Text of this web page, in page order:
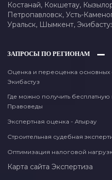
Костанай, Кокшетау,
Петропавловск, Усть-
Уральск, Шымкент,
ЗАПРОСЫ ПО РЕГИОНАМ
Оценка и переоценка основных
Экибастуз
Где можно получить
Правоведы
Экспертная оценка - Атырау
Строительная судебная
Оптимизация налоговой
Карта сайта Экспертиза